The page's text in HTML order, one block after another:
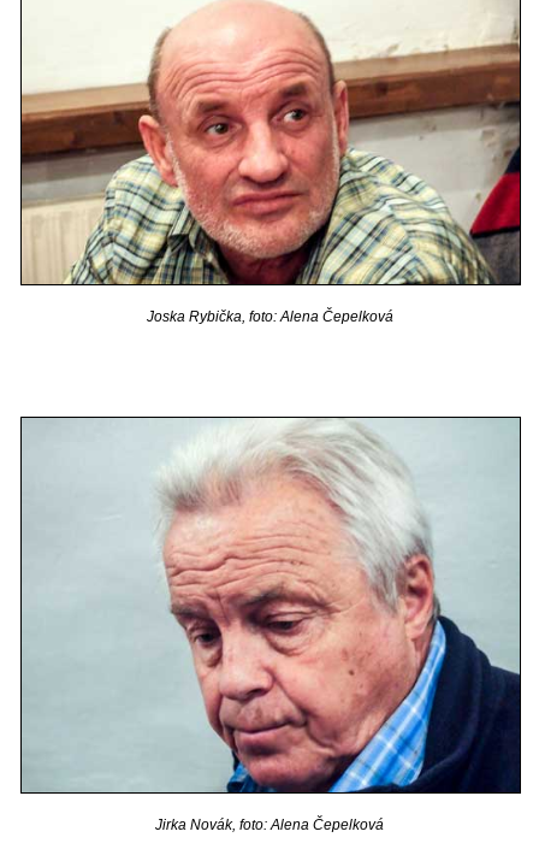
Joska Rybička, foto: Alena Čepelková
Jirka Novák, foto: Alena Čepelková